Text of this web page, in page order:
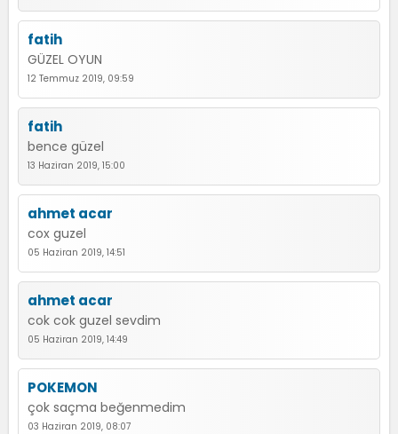
fatih
GÜZEL OYUN
12 Temmuz 2019, 09:59
fatih
bence güzel
13 Haziran 2019, 15:00
ahmet acar
cox guzel
05 Haziran 2019, 14:51
ahmet acar
cok cok guzel sevdim
05 Haziran 2019, 14:49
POKEMON
çok saçma beğenmedim
03 Haziran 2019, 08:07